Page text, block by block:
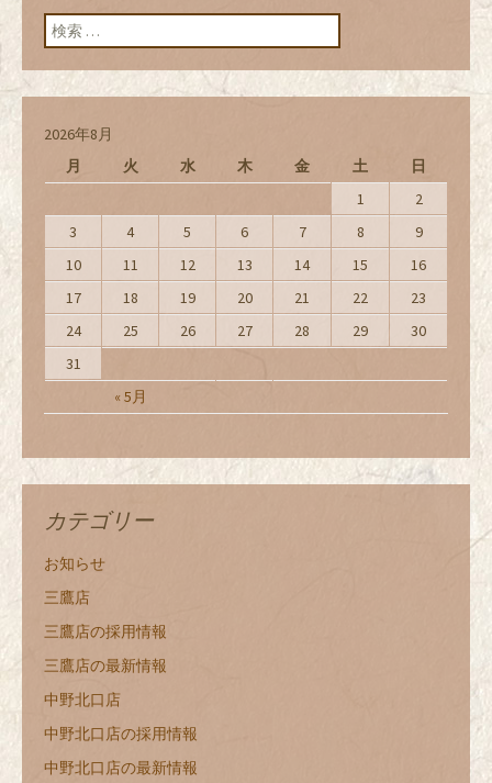
検索:
2026年8月
月
火 水 木 金 土 日
« 5月
1
2
3
4 5 6 7 8
9
10
11 12 13 14 15
16
17
18 19 20 21 22
23
24
25 26 27 28 29
30
31
カテゴリー
お知らせ
三鷹店
三鷹店の採用情報
三鷹店の最新情報
中野北口店
中野北口店の採用情報
中野北口店の最新情報